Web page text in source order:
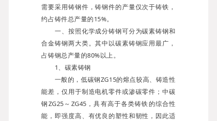
需要采用铸钢件，铸钢件的产量仅次于铸铁，
约占铸件总产量的15%。
一、按照化学成分铸钢可分为碳素铸钢和
合金铸钢两大类。其中以碳素铸钢应用最广，
占铸钢总产量的80%以上。
1、碳素铸钢
一般的，低碳钢ZG15的熔点较高、铸造性
能差，仅用于制造电机零件或渗碳零件；中碳
钢ZG25～ZG45，具有高于各类铸铁的综合性
能，即强度高、有优良的塑性和韧性，因此适